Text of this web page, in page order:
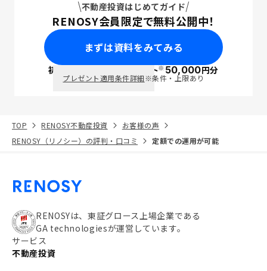
不動産投資はじめてガイド
RENOSY会員限定で無料公開中！
まずは資料をみてみる
初回面談で ポイント※50,000円分
プレゼント適用条件詳細※条件・上限あり
TOP RENOSY不動産投資
お客様の声
RENOSY（リノシー）の評判・口コミ
定額での運用が可能
RENOSYは、東証グロース上場企業である
GA technologiesが運営しています。
サービス
不動産投資